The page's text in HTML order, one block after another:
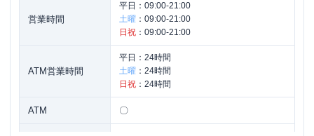
営業時間
平日： 09:00-21:00
土曜 ： 09:00-21:00
日祝 ： 09:00-21:00
ATM営業時間
平日： 24時間
土曜 ： 24時間
日祝 ： 24時間
ATM 〇